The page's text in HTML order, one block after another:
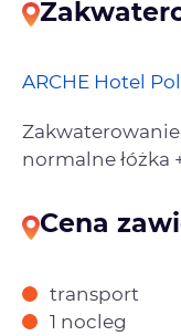
ARCHE Hotel
normalne łóżka
Cena
transport
1 nocleg